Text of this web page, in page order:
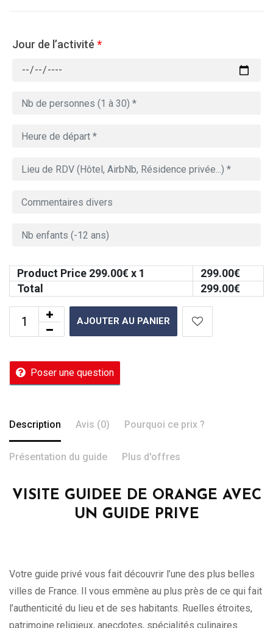
Jour de l’activité *
Product Price 299.00€ x 1 299.00€
Total
299.00€
AJOUTER AU PANIER
Poser une question
Description Avis (0) Pourquoi ce prix ?
Présentation du guide Plus d'offres
VISITE GUIDEE DE ORANGE AVEC
UN GUIDE PRIVE
Votre guide privé vous fait découvrir l’une des plus belles
villes de France. Il vous emmène au plus près de ce qui fait
l’authenticité du lieu et de ses habitants. Ruelles étroites,
patrimoine religieux, anecdotes, spécialités culinaires.